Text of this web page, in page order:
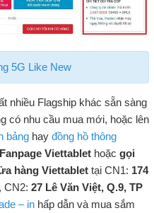
5G Like New
nhiều Flagship khác sẵn sàng
có nhu cầu mua mới, hoặc lên
bảnghayđồng hồ thông
Viettablet hoặc gọi
hàng Viettablettại CN1: 174
, CN2: 27 Lê Văn Việt, Q.9, TP
– in hấp dẫn và mua sắm